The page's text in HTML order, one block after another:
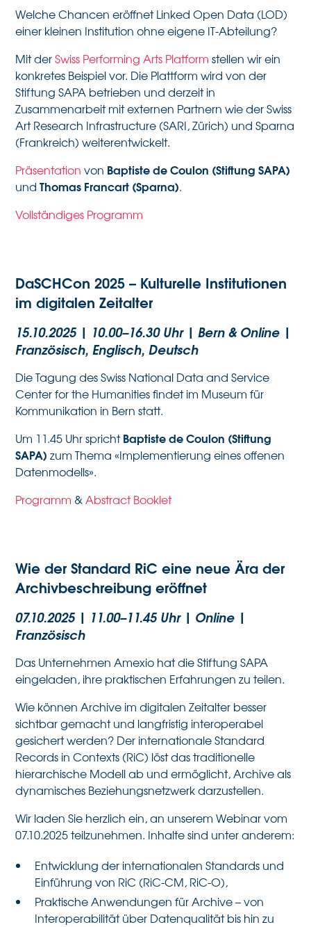
Welche Chancen eröffnet Linked Open Data (LOD)
einer kleinen Institution ohne eigene IT-Abteilung?
Mit derSwiss Performing Arts Platform stellen wir ein
konkretes Beispiel vor. Die Plattform wird von der
Stiftung SAPA betrieben und derzeit in
Zusammenarbeit mit externen Partnern wie der Swiss
Art Research Infrastructure (SARI, Zürich) und Sparna
(Frankreich) weiterentwickelt.
Präsentationvon Baptiste de Coulon (Stiftung SAPA)
undThomas Francart (Sparna).
Vollständiges Programm
DaSCHCon 2025 – Kulturelle Institutionen
im digitalen Zeitalter
15.10.2025 | 10.00–16.30 Uhr | Bern & Online |
Französisch, Englisch, Deutsch
Die Tagung des Swiss National Data and Service
Center for the Humanities findet im Museum für
Kommunikation in Bern statt.
Um 11.45 Uhr sprichtBaptiste de Coulon (Stiftung
SAPA)zum Thema «Implementierung eines offenen
Datenmodells».
Programm &Abstract Booklet
Wie der Standard RiC eine neue Ära der
Archivbeschreibung eröffnet
07.10.2025 | 11.00–11.45 Uhr | Online |
Französisch
Das Unternehmen Amexio hat die Stiftung SAPA
eingeladen, ihre praktischen Erfahrungen zu teilen.
Wie können Archive im digitalen Zeitalter besser
sichtbar gemacht und langfristig interoperabel
gesichert werden? Der internationale Standard
Records in Contexts (RiC) löst das traditionelle
hierarchische Modell ab und ermöglicht, Archive als
dynamisches Beziehungsnetzwerk darzustellen.
Wir laden Sie herzlich ein, an unserem Webinar vom
07.10.2025 teilzunehmen. Inhalte sind unter anderem:
Entwicklung der internationalen Standards und
Einführung von RiC (RiC-CM, RiC-O),
Praktische Anwendungen für Archive – von
Interoperabilität über Datenqualität bis hin zu